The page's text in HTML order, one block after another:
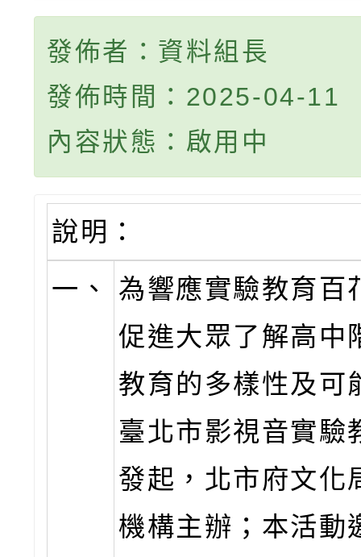
發佈者：資料組長
發佈時間：2025-04-11
內容狀態：啟用中
說明：
一、
為響應實驗教育百
促進大眾了解高中
教育的多樣性及可
臺北市影視音實驗
發起，北市府文化
機構主辦；本活動